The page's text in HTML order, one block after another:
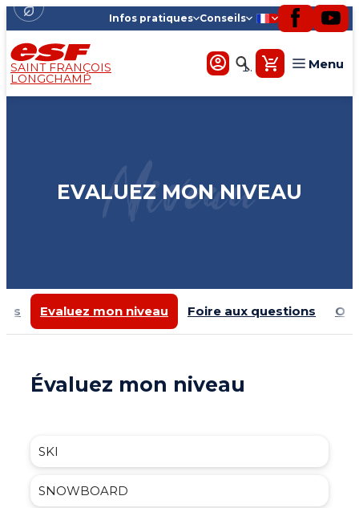
Infos pratiques Conseils
SAINT FRANÇOIS
LONGCHAMP
Adultes
Menu
Niveau
EVALUEZ MON NIVEAU
Evaluez mon niveau Foire aux questions
Évaluez mon niveau
SKI
SNOWBOARD